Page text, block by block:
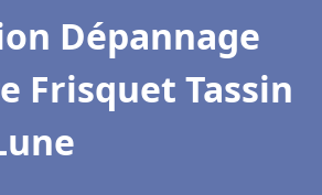
Dépannage
Frisquet Tassin